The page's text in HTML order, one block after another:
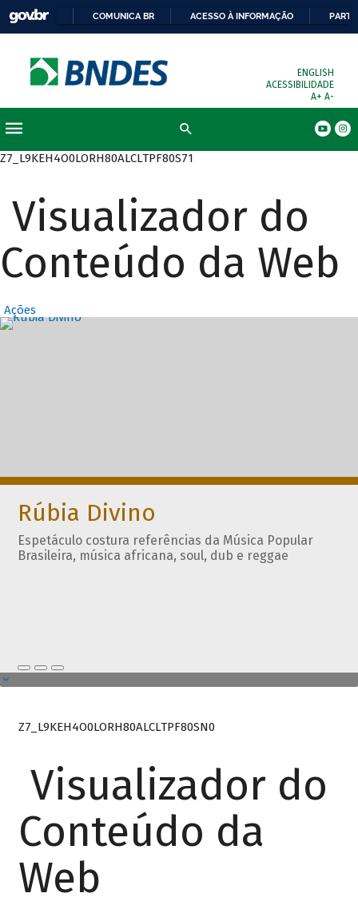
COMUNICA BR ACESSO À INFORMAÇÃO
ENGLISH
ACESSIBILIDADE
A+ A-
Z7_L9KEH4O0LORH80ALCLTPF80S71
Visualizador do
Conteúdo da Web
Ações
Destaques
Rúbia Divino
Espetáculo costura referências da Música Popular
Brasileira, música africana, soul, dub e reggae
Z7_L9KEH4O0LORH80ALCLTPF80SN0
Visualizador do
Conteúdo da
Web